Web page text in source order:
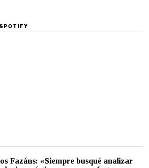
Fazáns: «Siempre busqué analizar